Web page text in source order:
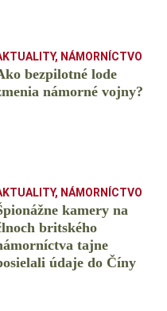
, NÁMORNÍCTVO
bezpilotné lode
námorné vojny?
, NÁMORNÍCTVO
kamery na
britského
tajne
údaje do Číny